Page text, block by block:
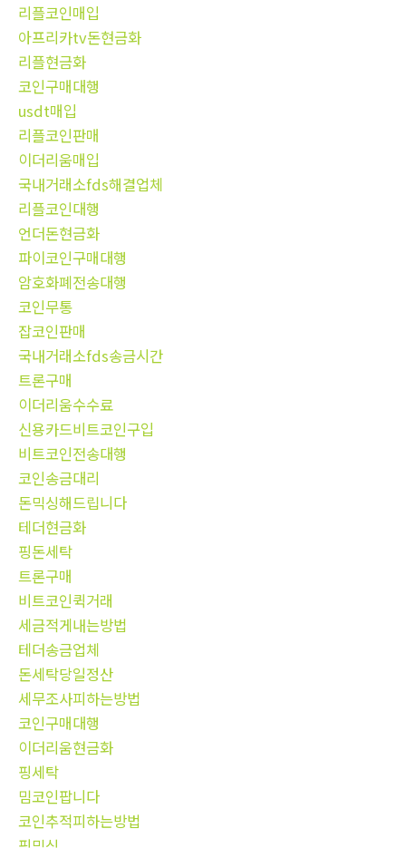
리플코인매입
아프리카tv돈현금화
리플현금화
코인구매대행
usdt매입
리플코인판매
이더리움매입
국내거래소fds해결업체
리플코인대행
언더돈현금화
파이코인구매대행
암호화폐전송대행
코인무통
잡코인판매
국내거래소fds송금시간
트론구매
이더리움수수료
신용카드비트코인구입
비트코인전송대행
코인송금대리
돈믹싱해드립니다
테더현금화
핑돈세탁
트론구매
비트코인퀵거래
세금적게내는방법
테더송금업체
돈세탁당일정산
세무조사피하는방법
코인구매대행
이더리움현금화
핑세탁
밈코인팝니다
코인추적피하는방법